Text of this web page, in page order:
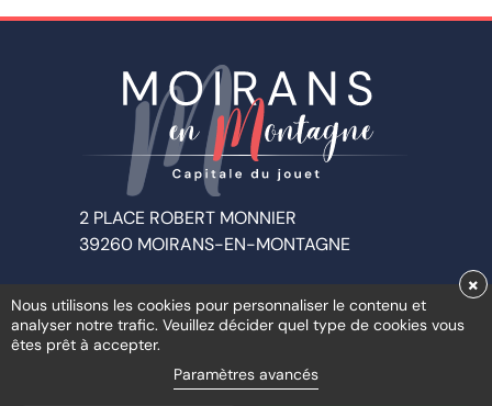
2 PLACE ROBERT MONNIER
39260 MOIRANS-EN-MONTAGNE
Accueil au public :
Du lundi au vendredi
à12h00et de15h00
Nous utilisons les cookies pour personnaliser le contenu et
analyser notre trafic. Veuillez décider quel type de cookies vous
êtes prêt à accepter.
Paramètres avancés
×